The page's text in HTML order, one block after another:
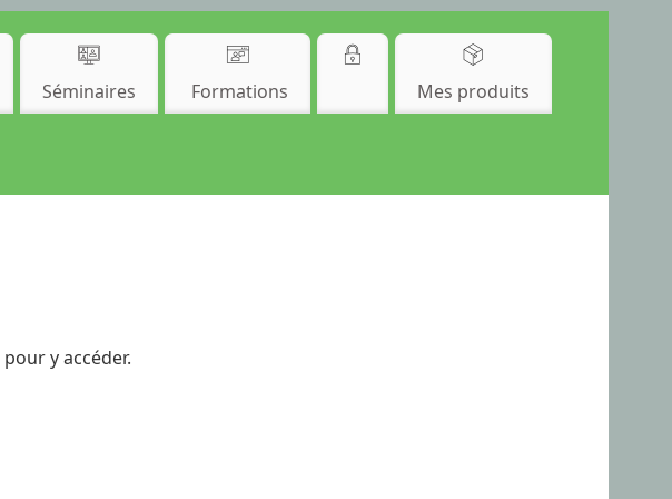
Séminaires Formations Mes produits
pour y accéder.